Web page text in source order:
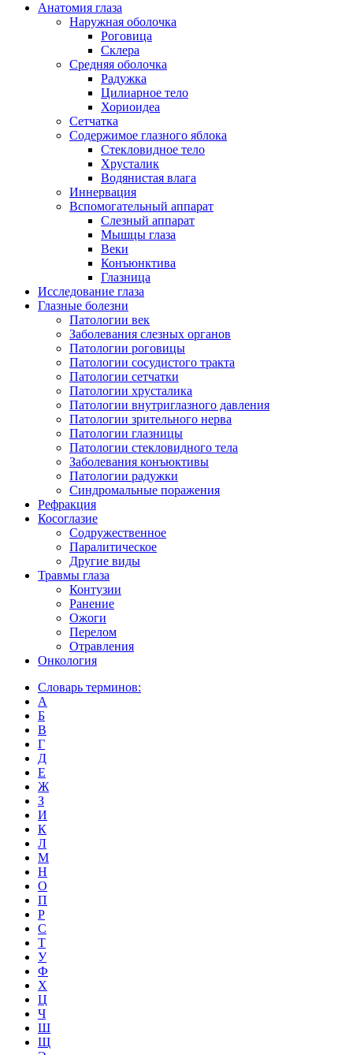
Анатомия глаза
Наружная оболочка
Роговица
Склера
Средняя оболочка
Радужка
Цилиарное тело
Хориоидеа
Сетчатка
Содержимое глазного яблока
Стекловидное тело
Хрусталик
Водянистая влага
Иннервация
Вспомогательный аппарат
Слезный аппарат
Мышцы глаза
Веки
Конъюнктива
Глазница
Исследование глаза
Глазные болезни
Патологии век
Заболевания слезных органов
Патологии роговицы
Патологии сосудистого тракта
Патологии сетчатки
Патологии хрусталика
Патологии внутриглазного давления
Патологии зрительного нерва
Патологии глазницы
Патологии стекловидного тела
Заболевания конъюктивы
Патологии радужки
Синдромальные поражения
Рефракция
Косоглазие
Содружественное
Паралитическое
Другие виды
Травмы глаза
Контузии
Ранениe
Ожоги
Перелом
Отравления
Онкология
Словарь терминов:
А
Б
В
Г
Д
Е
Ж
З
И
К
Л
М
Н
О
П
Р
С
Т
У
Ф
Х
Ц
Ч
Ш
Щ